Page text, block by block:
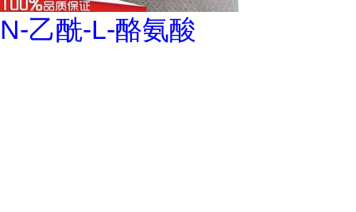
N-乙酰-L-酪氨酸